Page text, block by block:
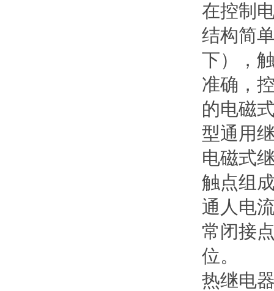
在控制
结构简
下），
准确，
的电磁
型通用
电磁式
触点组
通人电
常闭接
位。
热继电